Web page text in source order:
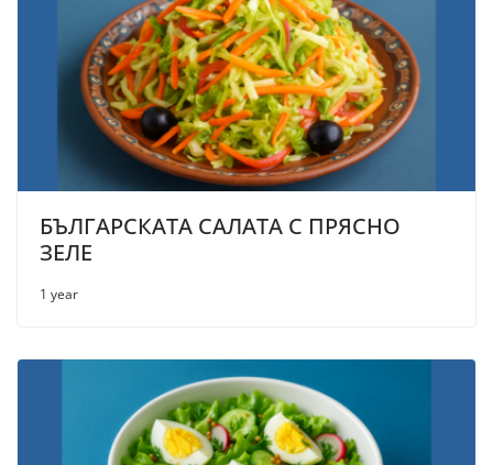
БЪЛГАРСКАТА САЛАТА С ПРЯСНО
ЗЕЛЕ
1 year